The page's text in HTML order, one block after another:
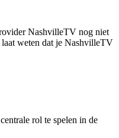
NashvilleTV nog niet
laat weten dat je NashvilleTV
rol te spelen in de